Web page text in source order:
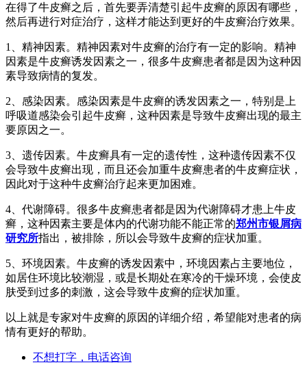
在得了牛皮癣之后，首先要弄清楚引起牛皮癣的原因有哪些，
然后再进行对症治疗，这样才能达到更好的牛皮癣治疗效果。
1、精神因素。精神因素对牛皮癣的治疗有一定的影响。精神
因素是牛皮癣诱发因素之一，很多牛皮癣患者都是因为这种因
素导致病情的复发。
2、感染因素。感染因素是牛皮癣的诱发因素之一，特别是上
呼吸道感染会引起牛皮癣，这种因素是导致牛皮癣出现的最主
要原因之一。
3、遗传因素。牛皮癣具有一定的遗传性，这种遗传因素不仅
会导致牛皮癣出现，而且还会加重牛皮癣患者的牛皮癣症状，
因此对于这种牛皮癣治疗起来更加困难。
4、代谢障碍。很多牛皮癣患者都是因为代谢障碍才患上牛皮
癣，这种因素主要是体内的代谢功能不能正常的郑州市银屑病
研究所指出，被排除，所以会导致牛皮癣的症状加重。
5、环境因素。牛皮癣的诱发因素中，环境因素占主要地位，
如居住环境比较潮湿，或是长期处在寒冷的干燥环境，会使皮
肤受到过多的刺激，这会导致牛皮癣的症状加重。
以上就是专家对牛皮癣的原因的详细介绍，希望能对患者的病
情有更好的帮助。
不想打字，电话咨询